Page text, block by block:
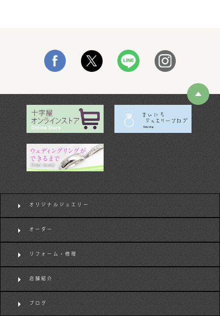
オリジナルジュエリー
オーダー
リフォーム・修理
店舗紹介
ブログ